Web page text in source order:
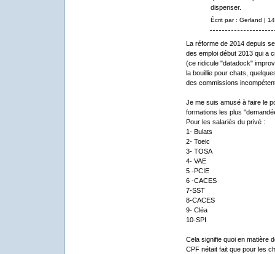
dispenser.
Écrit par : Gerland |
La réforme de 2014 depuis
des emploi début 2013 qui a
(ce ridicule "datadock"
la bouillie pour chats,
des commissions
Je me suis amusé à faire le
formations les plus
Pour les salariés du privé :
1- Bulats
2- Toeic
3- TOSA
4- VAE
5 -PCIE
6 -CACES
7-SST
8-CACES
9- Cléa
10-SPI
Cela signifie quoi en matière
CPF nétait fait que pour les